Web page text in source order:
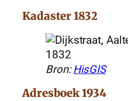
Kadaster 1832
Bron:HisGIS
Adresboek 1934